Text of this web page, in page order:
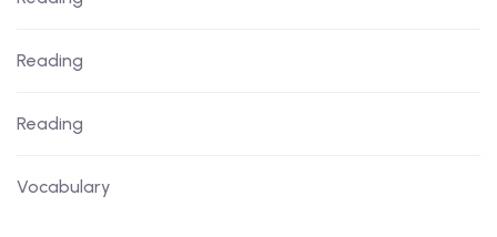
Reading
Reading
Vocabulary